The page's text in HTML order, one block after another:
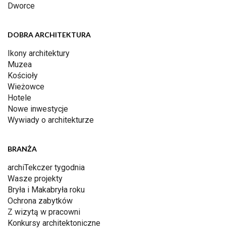
Dworce
DOBRA ARCHITEKTURA
Ikony architektury
Muzea
Kościoły
Wieżowce
Hotele
Nowe inwestycje
Wywiady o architekturze
BRANŻA
archiTekczer tygodnia
Wasze projekty
Bryła i Makabryła roku
Ochrona zabytków
Z wizytą w pracowni
Konkursy architektoniczne